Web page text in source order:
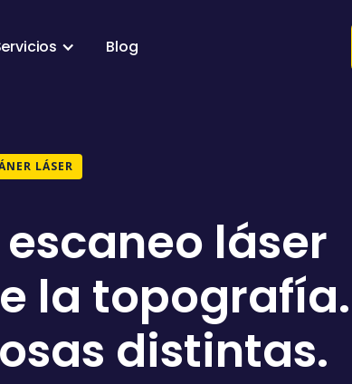
Blog
LÁSER
láser
la topografía.
distintas.